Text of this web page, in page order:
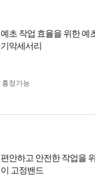
예초 작업 효율을 위한 예
기악세서리
흥정가능
편안하고 안전한 작업을
이 고정밴드